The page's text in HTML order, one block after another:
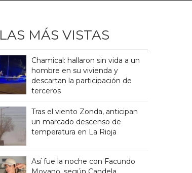
LAS MÁS VISTAS
Chamical: hallaron sin vida a un
hombre en su vivienda y
descartan la participación de
terceros
Tras el viento Zonda, anticipan
un marcado descenso de
temperatura en La Rioja
Así fue la noche con Facundo